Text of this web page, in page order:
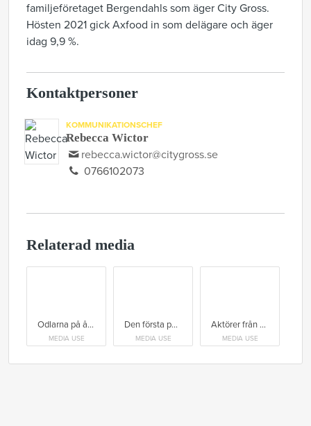
familjeföretaget Bergendahls som äger City Gross.
Hösten 2021 gick Axfood in som delägare och äger
idag 9,9 %.
Kontaktpersoner
KOMMUNIKATIONSCHEF
Rebecca Wictor
rebecca.wictor@citygross.se
0766102073
Relaterad media
Odlarna på åkern på Bjärehalvön
MEDIA USE
Den första potatisen på Bjärehalvön
MEDIA USE
Aktörer från Dagligvarubranschen var på plats för att fira den första färskpotatisen.
MEDIA USE